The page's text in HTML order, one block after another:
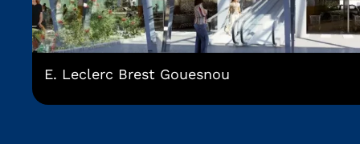
E. Leclerc Brest Gouesnou